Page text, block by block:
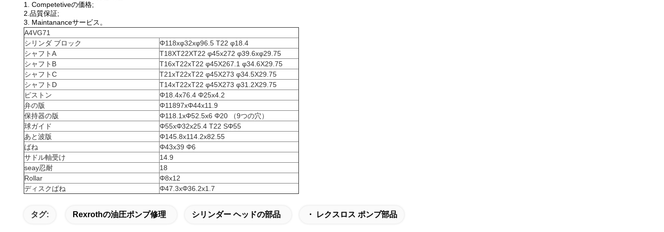
1. Competetiveの価格;
2.品質保証;
3. Maintananceサービス。
A4VG71
シリンダ ブロック
Φ118xφ32xφ96.5 T22 φ18.4
シャフトA
T18XT22XT22 φ45x272 φ39.6xφ29.75
シャフトB
T16xT22xT22 φ45X267.1 φ34.6X29.75
シャフトC
T21xT22xT22 φ45X273 φ34.5X29.75
シャフトD
T14xT22xT22 φ45X273 φ31.2X29.75
ピストン
Φ18.4x76.4 Φ25x4.2
弁の版
Φ11897xΦ44x11.9
保持器の版
Φ118.1xΦ52.5x6 Φ20 （9つの穴）
球ガイド
Φ55xΦ32x25.4 T22 SΦ55
あと波版
Φ145.8x114.2x82.55
ばね
Φ43x39 Φ6
サドル軸受け
14.9
seay忍耐
18
Rollar
Φ8x12
ディスクばね
Φ47.3xΦ36.2x1.7
タグ: Rexrothの油圧ポンプ修理 シリンダー ヘッドの部品 ・ レクスロス ポンプ部品